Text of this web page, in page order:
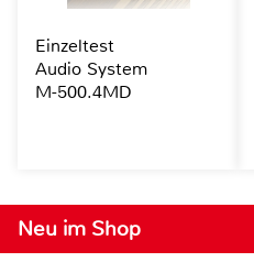
Neu im Shop
Einzeltest
Audio System
M-500.4MD